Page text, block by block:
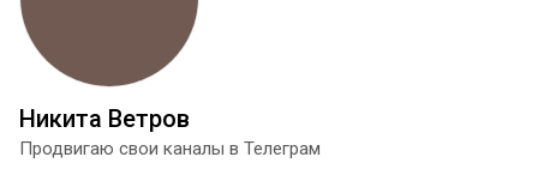
Никита Ветров
Продвигаю свои каналы в Телеграм